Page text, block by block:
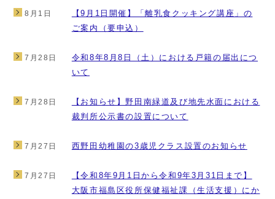
8月1日
【9月1日開催】「離乳食クッキング講座」の
ご案内（要申込）
7月28日
令和8年8月8日（土）における戸籍の届出につ
いて
7月28日
【お知らせ】野田南緑道及び地先水面における
裁判所公示書の設置について
7月27日 西野田幼稚園の3歳児クラス設置のお知らせ
7月27日
【令和8年9月1日から令和9年3月31日まで】
大阪市福島区役所保健福祉課（生活支援）にか